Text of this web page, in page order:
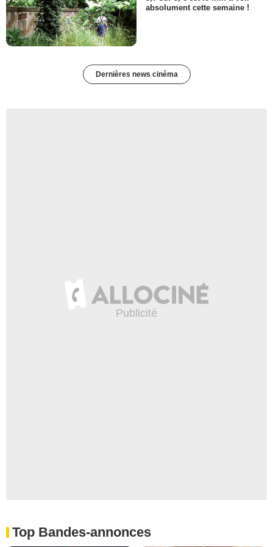
absolument cette semaine !
Dernières news cinéma
Top Bandes-annonces